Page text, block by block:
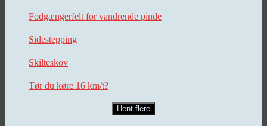
Fodgængerfelt for vandrende pinde
Sidestepping
Skilteskov
Tør du køre 16 km/t?
Hent flere